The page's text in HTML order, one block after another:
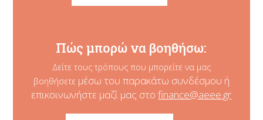
Πώς μπορώ να βοηθήσω:
Δείτε τους τρόπους που μπορείτε να μας
βοηθήσετε μέσω του παρακάτω συνδέσμου ή
επικοινωνήστε μαζί μας στοfinance@aeee.gr